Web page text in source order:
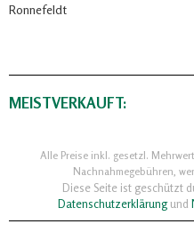
Ronnefeldt
MEISTVERKAUFT:
Alle Preise inkl. gesetzl.
Nachnahmegebühren,
Diese Seite ist geschützt
Datenschutzerklärungund